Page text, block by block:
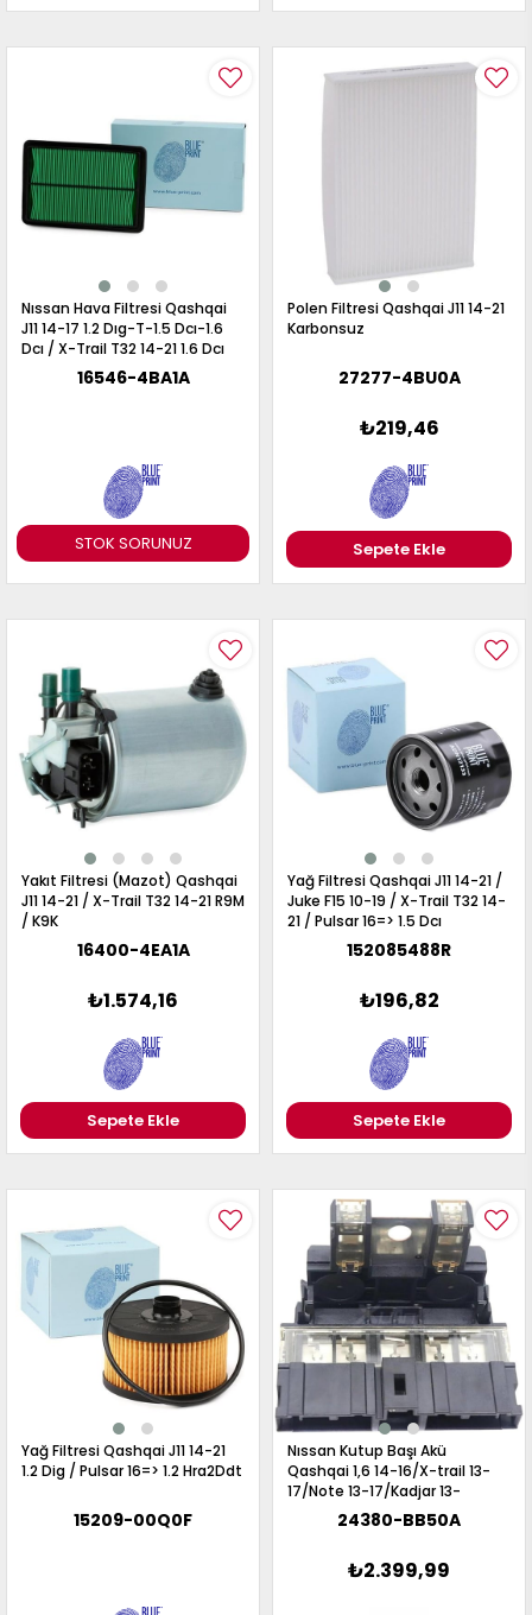
STOK SORUNUZ
Nıssan Hava Filtresi Qashqai
J11 14-17 1.2 Dıg-T-1.5 Dcı-1.6
Dcı / X-Trail T32 14-21 1.6 Dcı
16546-4BA1A
Polen Filtresi Qashqai J11 14-21
Karbonsuz
27277-4BU0A
₺219,46
Sepete Ekle
Yakıt Filtresi (Mazot) Qashqai
J11 14-21 / X-Trail T32 14-21 R9M
/ K9K
16400-4EA1A
₺1.574,16
Sepete Ekle
Yağ Filtresi Qashqai J11 14-21 /
Juke F15 10-19 / X-Trail T32 14-
21 / Pulsar 16=> 1.5 Dcı
152085488R
₺196,82
Sepete Ekle
Yağ Filtresi Qashqai J11 14-21
1.2 Dig / Pulsar 16=> 1.2 Hra2Ddt
15209-00Q0F
Nıssan Kutup Başı Akü
Qashqai 1,6 14-16/X-trail 13-
17/Note 13-17/Kadjar 13-
17/Kaleos 13-17 (Blok) -
24380-BB50A
24380-BB50A
₺2.399,99